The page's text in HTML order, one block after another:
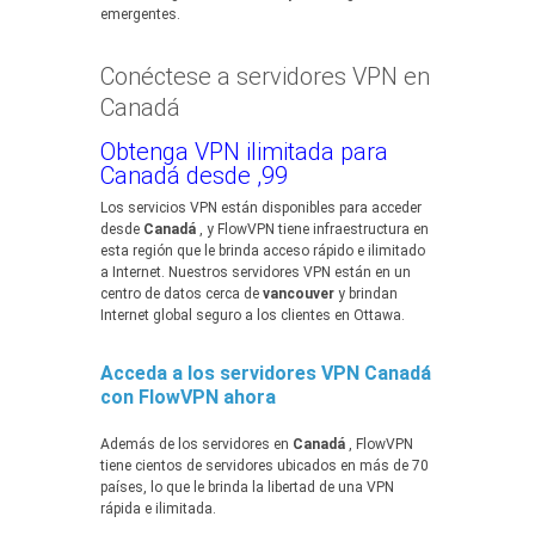
emergentes.
Conéctese a servidores VPN en
Canadá
Obtenga VPN ilimitada para
Canadá desde ,99
Los servicios VPN están disponibles para acceder
desde Canadá , y FlowVPN tiene infraestructura en
esta región que le brinda acceso rápido e ilimitado
a Internet. Nuestros servidores VPN están en un
centro de datos cerca de vancouver y brindan
Internet global seguro a los clientes en Ottawa.
Acceda a los servidores VPN Canadá
con FlowVPN ahora
Además de los servidores en Canadá , FlowVPN
tiene cientos de servidores ubicados en más de 70
países, lo que le brinda la libertad de una VPN
rápida e ilimitada.